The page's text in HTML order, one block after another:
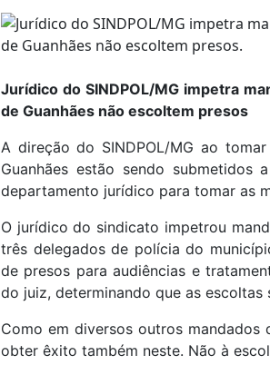
Jurídico do SINDPOL/MG impetra
de Guanhães não escoltem presos
A direção do SINDPOL/MG ao
Guanhães estão sendo
departamento jurídico para tomar as
O jurídico do sindicato impetrou
três delegados de polícia do
de presos para audiências e
do juiz, determinando que as escoltas
Como em diversos outros mandados
obter êxito também neste. Não à